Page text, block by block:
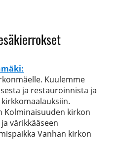
Kuulemme
ja restauroinnista ja
Kolminaisuuden kirkon
värikkääseen
Vanhan kirkon